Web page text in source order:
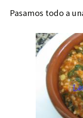
Pasamos todo a